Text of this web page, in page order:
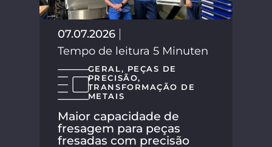
07.07.2026
Tempo de leitura 5 Minuten
GERAL, PEÇAS DE
PRECISÃO,
TRANSFORMAÇÃO DE
METAIS
Maior capacidade de
fresagem para peças
fresadas com precisão